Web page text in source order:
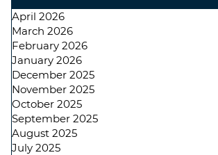
April 2026
March 2026
February 2026
January 2026
December 2025
November 2025
October 2025
September 2025
August 2025
July 2025